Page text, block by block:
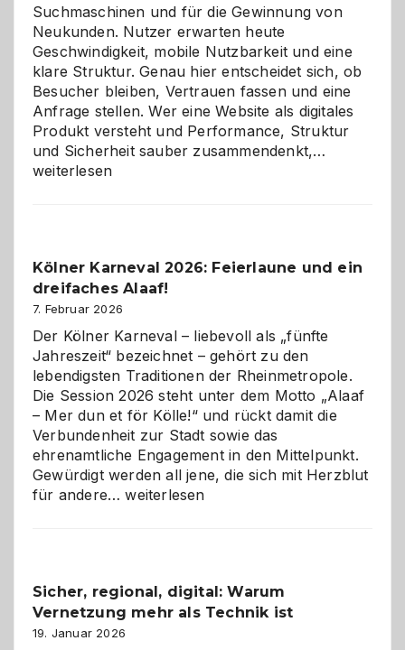
Suchmaschinen und für die Gewinnung von
Neukunden. Nutzer erwarten heute
Geschwindigkeit, mobile Nutzbarkeit und eine
klare Struktur. Genau hier entscheidet sich, ob
Besucher bleiben, Vertrauen fassen und eine
Anfrage stellen. Wer eine Website als digitales
Produkt versteht und Performance, Struktur
und Sicherheit sauber zusammendenkt,…
geworden
weiterlesen
Kölner Karneval 2026: Feierlaune und ein
dreifaches Alaaf!
7. Februar 2026
Der Kölner Karneval – liebevoll als „fünfte
Jahreszeit“ bezeichnet – gehört zu den
lebendigsten Traditionen der Rheinmetropole.
Die Session 2026 steht unter dem Motto „Alaaf
– Mer dun et för Kölle!“ und rückt damit die
Verbundenheit zur Stadt sowie das
ehrenamtliche Engagement in den Mittelpunkt.
Gewürdigt werden all jene, die sich mit Herzblut
für andere…Kölner
ein
dreifaches
Alaaf!
weiterlesen
Sicher, regional, digital: Warum
Vernetzung mehr als Technik ist
19. Januar 2026